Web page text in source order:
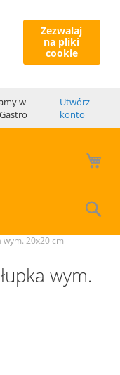
Zezwalaj
na pliki
cookie
w
Utwórz
konto
wym. 20x20 cm
wym.